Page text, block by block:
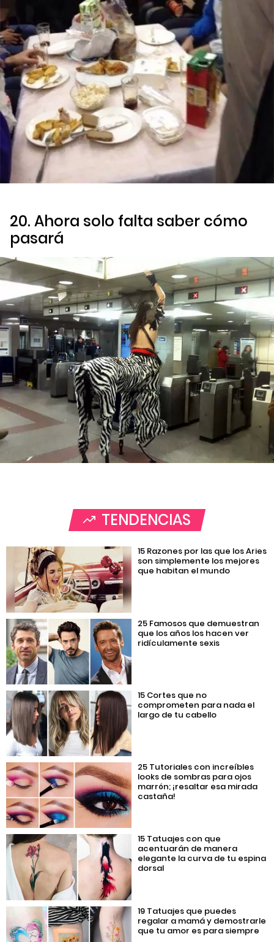
20. Ahora solo falta saber cómo
pasará
TENDENCIAS
15 Razones por las que los Aries
son simplemente los mejores
que habitan el mundo
25 Famosos que demuestran
que los años los hacen ver
ridículamente sexis
15 Cortes que no
comprometen para nada el
largo de tu cabello
25 Tutoriales con increíbles
looks de sombras para ojos
marrón; ¡resaltar esa mirada
castaña!
15 Tatuajes con que
acentuarán de manera
elegante la curva de tu espina
dorsal
19 Tatuajes que puedes
regalar a mamá y demostrarle
que tu amor es para siempre